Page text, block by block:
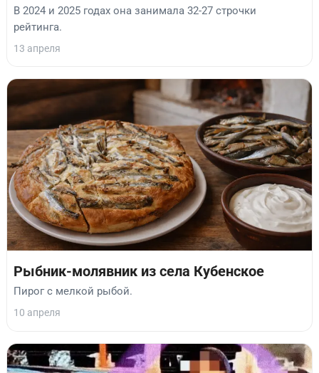
В 2024 и 2025 годах она занимала 32-27 строчки
рейтинга.
13 апреля
Рыбник-молявник из села Кубенское
Пирог с мелкой рыбой.
10 апреля